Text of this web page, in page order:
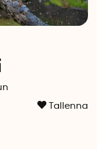
Tallenna